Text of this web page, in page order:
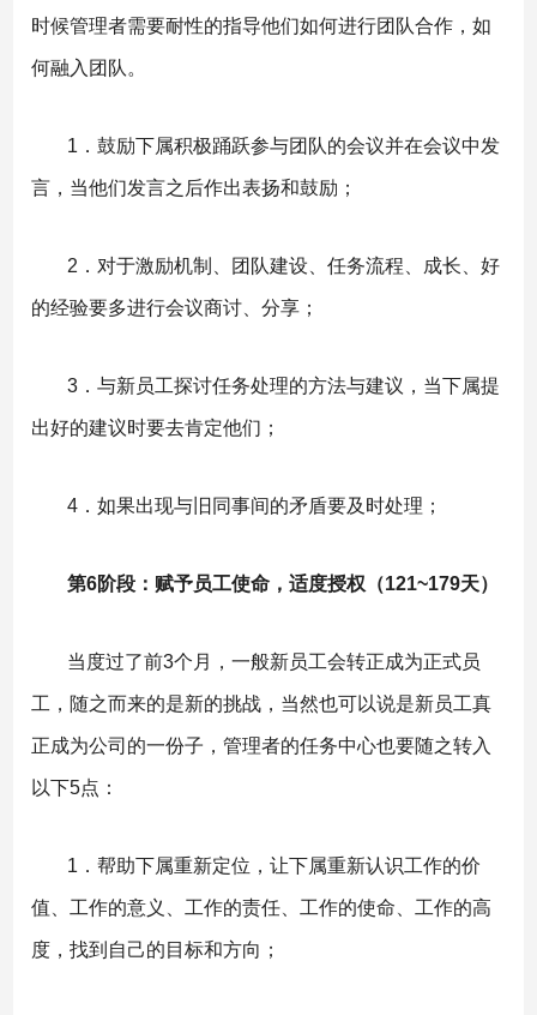
时候管理者需要耐性的指导他们如何进行团队合作，如
何融入团队。
1．鼓励下属积极踊跃参与团队的会议并在会议中发
言，当他们发言之后作出表扬和鼓励；
2．对于激励机制、团队建设、任务流程、成长、好
的经验要多进行会议商讨、分享；
3．与新员工探讨任务处理的方法与建议，当下属提
出好的建议时要去肯定他们；
4．如果出现与旧同事间的矛盾要及时处理；
第6阶段：赋予员工使命，适度授权（121~179天）
当度过了前3个月，一般新员工会转正成为正式员
工，随之而来的是新的挑战，当然也可以说是新员工真
正成为公司的一份子，管理者的任务中心也要随之转入
以下5点：
1．帮助下属重新定位，让下属重新认识工作的价
值、工作的意义、工作的责任、工作的使命、工作的高
度，找到自己的目标和方向；